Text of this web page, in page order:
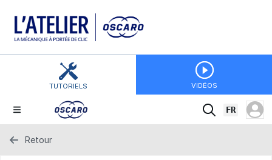
TUTORIELS VIDÉOS
FR
Retour